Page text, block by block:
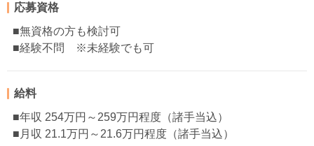
応募資格
■無資格の方も検討可
■経験不問 ※未経験でも可
給料
■年収 254万円～259万円程度（諸手当込）
■月収 21.1万円～21.6万円程度（諸手当込）